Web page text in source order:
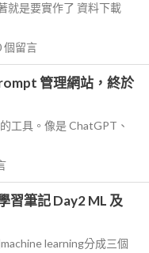
就是要實作了 資料下載
個留言
管理網站，終於
工具。像是 ChatGPT、
習筆記 Day2 ML 及
learning分成三個